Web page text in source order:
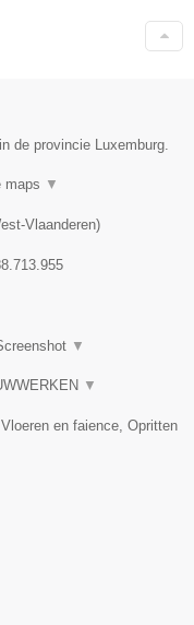
de provincie Luxemburg.
maps ▼
Vlaanderen)
▼
▼
en faience, Opritten